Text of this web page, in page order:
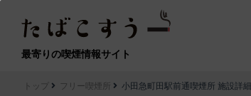
最寄りの喫煙情報サイト
トップ フリー喫煙所 小田急町田駅前通喫煙所 施設詳細